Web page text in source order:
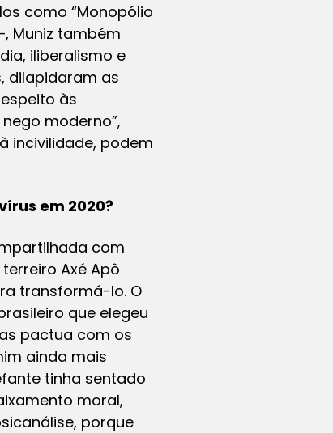
como “Monopólio
Muniz também
iliberalismo e
dilapidaram as
às
moderno”,
incivilidade, podem
em 2020?
com
Axé Apô
transformá-lo. O
que elegeu
pactua com os
ainda mais
tinha sentado
moral,
porque